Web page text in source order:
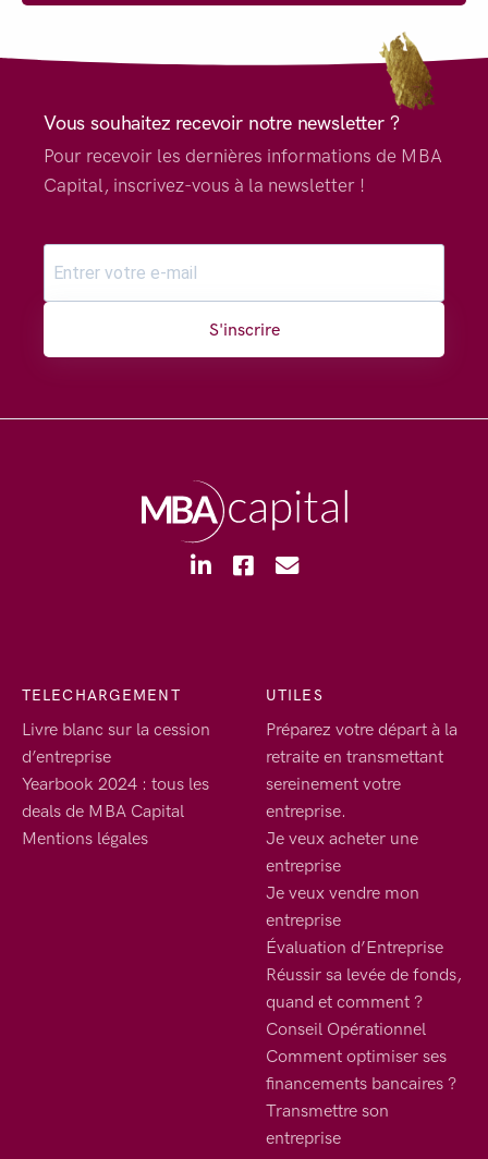
Vous souhaitez recevoir notre newsletter ?
Pour recevoir les dernières informations de MBA
Capital, inscrivez-vous à la newsletter !
S'inscrire
TELECHARGEMENT
Livre blanc sur la cession
d’entreprise
Yearbook 2024 : tous les
deals de MBA Capital
Mentions légales
UTILES
Préparez votre départ à la
retraite en transmettant
sereinement votre
entreprise.
Je veux acheter une
entreprise
Je veux vendre mon
entreprise
Évaluation d’Entreprise
Réussir sa levée de fonds,
quand et comment ?
Conseil Opérationnel
Comment optimiser ses
financements bancaires ?
Transmettre son
entreprise